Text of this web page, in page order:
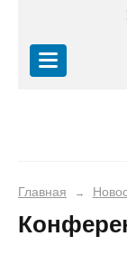
Главная →